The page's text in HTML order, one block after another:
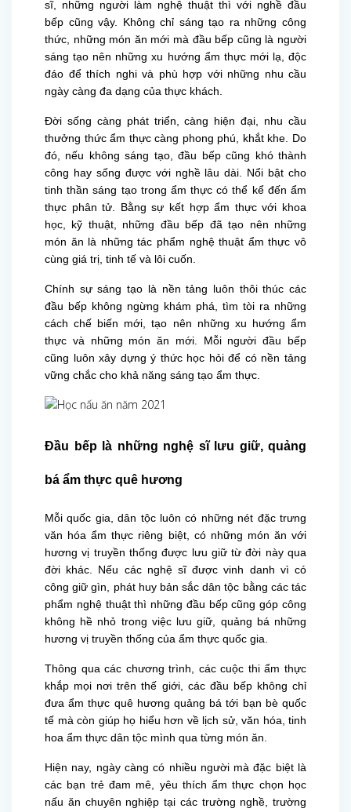
sĩ, những người làm nghệ thuật thì với nghề đầu
bếp cũng vậy. Không chỉ sáng tạo ra những công
thức, những món ăn mới mà đầu bếp cũng là người
sáng tạo nên những xu hướng ẩm thực mới lạ, độc
đáo để thích nghi và phù hợp với những nhu cầu
ngày càng đa dạng của thực khách.
Đời sống càng phát triển, càng hiện đại, nhu cầu
thưởng thức ẩm thực càng phong phú, khắt khe. Do
đó, nếu không sáng tạo, đầu bếp cũng khó thành
công hay sống được với nghề lâu dài. Nổi bật cho
tinh thần sáng tạo trong ẩm thực có thể kể đến ẩm
thực phân tử. Bằng sự kết hợp ẩm thực với khoa
học, kỹ thuật, những đầu bếp đã tạo nên những
món ăn là những tác phẩm nghệ thuật ẩm thực vô
cùng giá trị, tinh tế và lôi cuốn.
Chính sự sáng tạo là nền tảng luôn thôi thúc các
đầu bếp không ngừng khám phá, tìm tòi ra những
cách chế biến mới, tạo nên những xu hướng ẩm
thực và những món ăn mới. Mỗi người đầu bếp
cũng luôn xây dựng ý thức học hỏi để có nền tảng
vững chắc cho khả năng sáng tạo ẩm thực.
Đầu bếp là những nghệ sĩ lưu giữ, quảng
bá ẩm thực quê hương
Mỗi quốc gia, dân tộc luôn có những nét đặc trưng
văn hóa ẩm thực riêng biệt, có những món ăn với
hương vị truyền thống được lưu giữ từ đời này qua
đời khác. Nếu các nghệ sĩ được vinh danh vì có
công giữ gìn, phát huy bản sắc dân tộc bằng các tác
phẩm nghệ thuật thì những đầu bếp cũng góp công
không hề nhỏ trong việc lưu giữ, quảng bá những
hương vị truyền thống của ẩm thực quốc gia.
Thông qua các chương trình, các cuộc thi ẩm thực
khắp mọi nơi trên thế giới, các đầu bếp không chỉ
đưa ẩm thực quê hương quảng bá tới bạn bè quốc
tế mà còn giúp họ hiểu hơn về lịch sử, văn hóa, tinh
hoa ẩm thực dân tộc mình qua từng món ăn.
Hiện nay, ngày càng có nhiều người mà đặc biệt là
các bạn trẻ đam mê, yêu thích ẩm thực chọn học
nấu ăn chuyên nghiệp tại các trường nghề, trường